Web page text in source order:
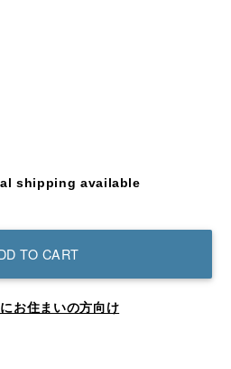
shipping available
TO CART
お住まいの方向け